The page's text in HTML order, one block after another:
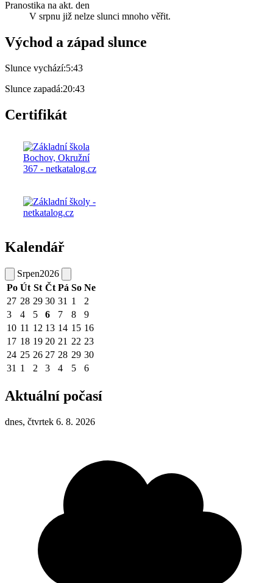
Pranostika na akt. den
V srpnu již nelze slunci mnoho věřit.
Východ a západ slunce
Slunce vychází:5:43
Slunce zapadá:20:43
Certifikát
Kalendář
Srpen2026
Po Út St Čt Pá So Ne
27 28 29 30 31 1
2
3
4 5 6 7 8
9
10 11 12 13 14 15 16
17 18 19 20 21 22 23
24 25 26 27 28 29 30
31 1 2 3 4 5 6
Aktuální počasí
dnes, čtvrtek 6. 8. 2026